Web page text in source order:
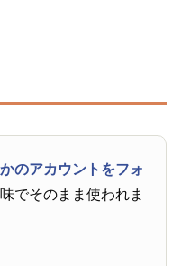
かのアカウントをフォ
でそのまま使われま